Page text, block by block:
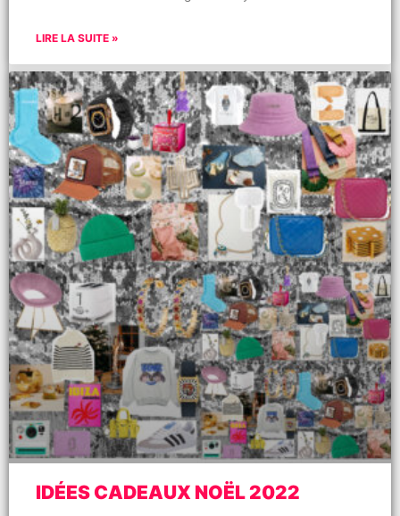
LIRE LA SUITE »
IDÉES CADEAUX NOËL 2022